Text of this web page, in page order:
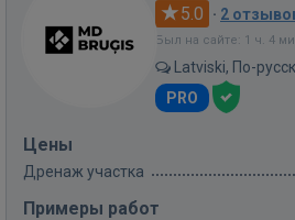
5.0 · 2
Был на сайте: 1 ч. 4
Latviski, По-
PRO
Цены
Дренаж участка
Примеры работ